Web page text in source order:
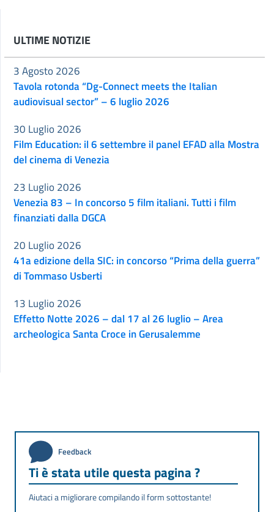
ULTIME NOTIZIE
Tavola rotonda “Dg-Connect meets the Italian
audiovisual sector” – 6 luglio 2026
3 Agosto 2026
Film Education: il 6 settembre il panel EFAD alla Mostra
del cinema di Venezia
30 Luglio 2026
Venezia 83 – In concorso 5 film italiani. Tutti i film
finanziati dalla DGCA
23 Luglio 2026
41a edizione della SIC: in concorso “Prima della guerra”
di Tommaso Usberti
20 Luglio 2026
Effetto Notte 2026 – dal 17 al 26 luglio – Area
archeologica Santa Croce in Gerusalemme
13 Luglio 2026
Feedback
Ti è stata utile questa pagina ?
Aiutaci a migliorare compilando il form sottostante!